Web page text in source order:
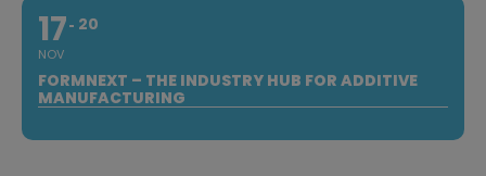
17
NOV
20
FORMNEXT – THE INDUSTRY HUB FOR ADDITIVE
MANUFACTURING